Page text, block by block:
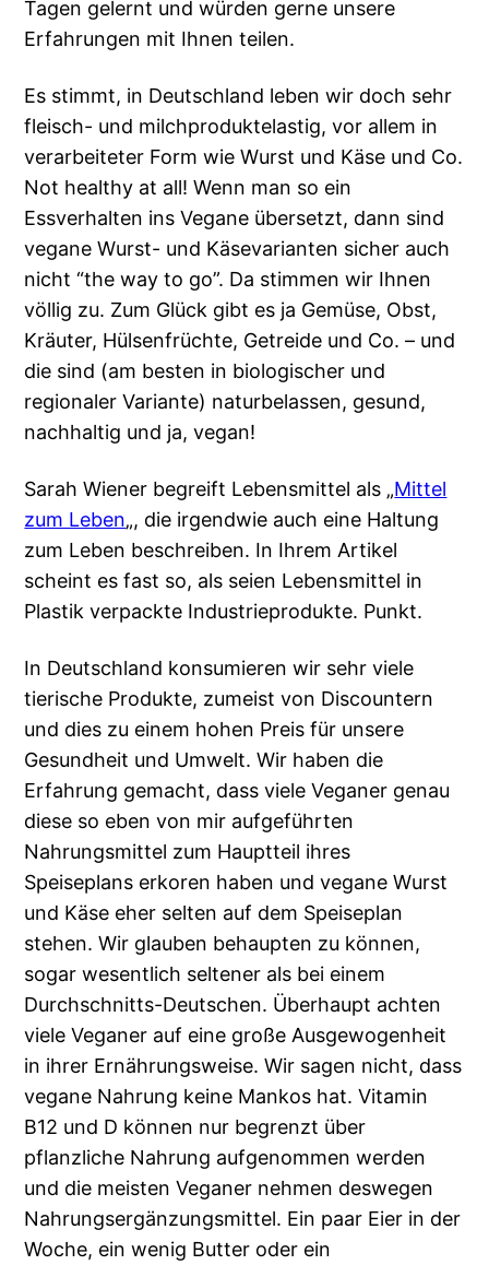
Tagen gelernt und würden gerne unsere
Erfahrungen mit Ihnen teilen.
Es stimmt, in Deutschland leben wir doch sehr
fleisch- und milchproduktelastig, vor allem in
verarbeiteter Form wie Wurst und Käse und Co.
Not healthy at all! Wenn man so ein
Essverhalten ins Vegane übersetzt, dann sind
vegane Wurst- und Käsevarianten sicher auch
nicht “the way to go”. Da stimmen wir Ihnen
völlig zu. Zum Glück gibt es ja Gemüse, Obst,
Kräuter, Hülsenfrüchte, Getreide und Co. – und
die sind (am besten in biologischer und
regionaler Variante) naturbelassen, gesund,
nachhaltig und ja, vegan!
Sarah Wiener begreift Lebensmittel als „Mittel
zum Leben„, die irgendwie auch eine Haltung
zum Leben beschreiben. In Ihrem Artikel
scheint es fast so, als seien Lebensmittel in
Plastik verpackte Industrieprodukte. Punkt.
In Deutschland konsumieren wir sehr viele
tierische Produkte, zumeist von Discountern
und dies zu einem hohen Preis für unsere
Gesundheit und Umwelt. Wir haben die
Erfahrung gemacht, dass viele Veganer genau
diese so eben von mir aufgeführten
Nahrungsmittel zum Hauptteil ihres
Speiseplans erkoren haben und vegane Wurst
und Käse eher selten auf dem Speiseplan
stehen. Wir glauben behaupten zu können,
sogar wesentlich seltener als bei einem
Durchschnitts-Deutschen. Überhaupt achten
viele Veganer auf eine große Ausgewogenheit
in ihrer Ernährungsweise. Wir sagen nicht, dass
vegane Nahrung keine Mankos hat. Vitamin
B12 und D können nur begrenzt über
pflanzliche Nahrung aufgenommen werden
und die meisten Veganer nehmen deswegen
Nahrungsergänzungsmittel. Ein paar Eier in der
Woche, ein wenig Butter oder ein